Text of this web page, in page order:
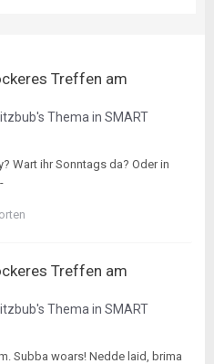
Treffen am
's Thema in SMART
Wart ihr Sonntags da? Oder in
Treffen am
's Thema in SMART
Subba woars! Nedde laid, brima